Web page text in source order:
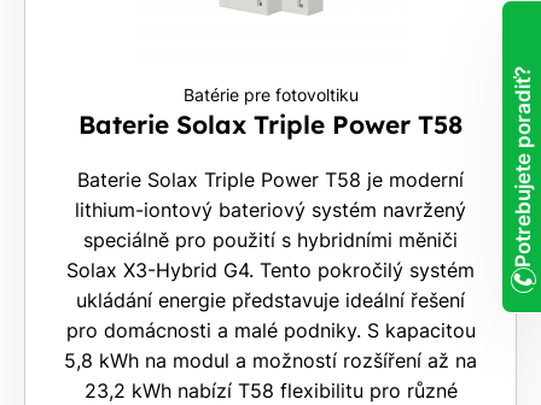
Batérie pre fotovoltiku
Baterie Solax Triple Power T58
Baterie Solax Triple Power T58 je moderní
lithium-iontový bateriový systém navržený
speciálně pro použití s hybridními měniči
Solax X3-Hybrid G4. Tento pokročilý systém
ukládání energie představuje ideální řešení
pro domácnosti a malé podniky. S kapacitou
5,8 kWh na modul a možností rozšíření až na
23,2 kWh nabízí T58 flexibilitu pro různé
Potrebujete poradiť?